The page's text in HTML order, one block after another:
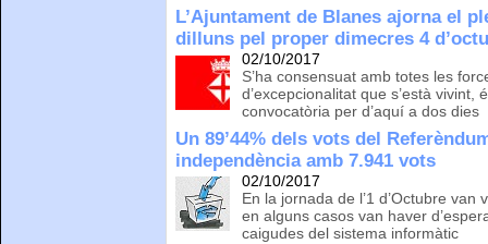
L’Ajuntament de Blanes ajorna el
dilluns pel proper dimecres 4
02/10/2017
S’ha consensuat amb totes les
d’excepcionalitat que s’està
convocatòria per d’aquí a dos dies
Un 89’44% dels vots del
independència amb 7.941 vots
02/10/2017
En la jornada de l’1 d’Octubre
en alguns casos van haver
caigudes del sistema informàtic